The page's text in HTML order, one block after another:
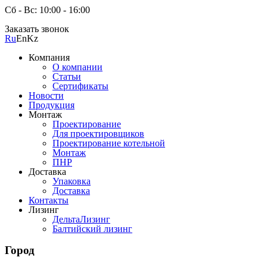
Сб - Вс: 10:00 - 16:00
Заказать звонок
RuEnKz
Компания
О компании
Статьи
Сертификаты
Новости
Продукция
Монтаж
Проектирование
Для проектировщиков
Проектирование котельной
Монтаж
ПНР
Доставка
Упаковка
Доставка
Контакты
Лизинг
ДельтаЛизинг
Балтийский лизинг
Город